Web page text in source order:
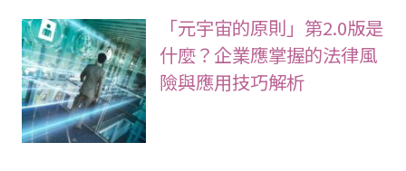
「元宇宙的原則」第2.0版是
什麼？企業應掌握的法律風
險與應用技巧解析